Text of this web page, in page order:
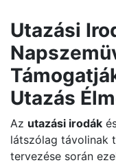
Utazási
Utazás
Az utazási irodák
látszólag távolinak
tervezése során